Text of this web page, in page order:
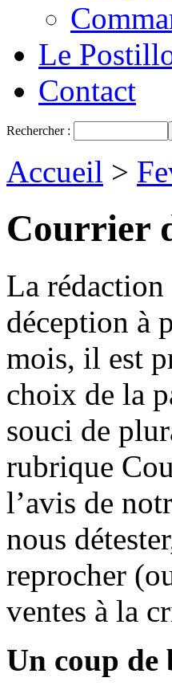
Le
Contact
Rechercher :
Accueil >
Courrier
La rédaction
déception à
mois, il est
choix de la
souci de
rubrique
l’avis de
nous
reprocher
ventes à la
Un coup de